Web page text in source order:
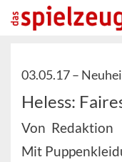
03.05.17 –
Heless:
Von Redaktion
Mit